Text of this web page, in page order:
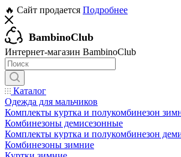
🔥 Сайт продается Подробнее
BambinoClub
Интернет-магазин BambinoClub
Каталог
Одежда для мальчиков
Комплекты куртка и полукомбинезон
Комбинезоны демисезонные
Комплекты куртка и полукомбинезон
Комбинезоны зимние